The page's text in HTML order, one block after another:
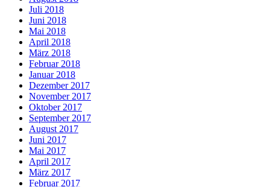
Juli 2018
Juni 2018
Mai 2018
April 2018
März 2018
Februar 2018
Januar 2018
Dezember 2017
November 2017
Oktober 2017
September 2017
August 2017
Juni 2017
Mai 2017
April 2017
März 2017
Februar 2017